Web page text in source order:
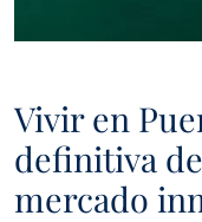
Vivir en
definitiva
mercado